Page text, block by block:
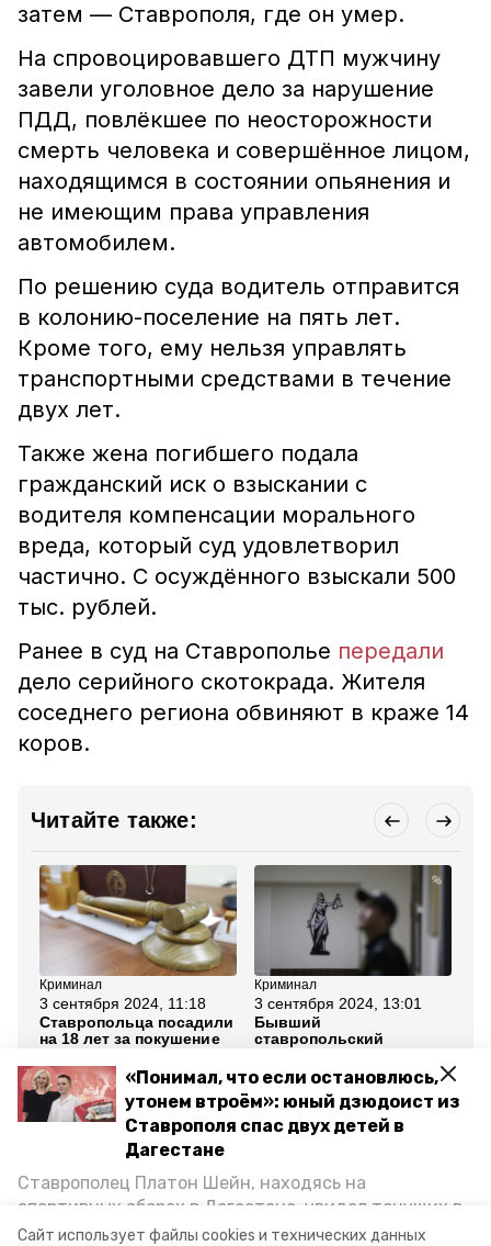
Сайт использует файлы cookies и технических данных
«Понимал, что если остановлюсь,
утонем втроём»: юный дзюдоист из
Ставрополя спас двух детей в
Дагестане
Ставрополец Платон Шейн, находясь на
спортивных сборах в Дегестане, увидел тонущих в
Каспийском море детей и бросился на помощь. По
затем — Ставрополя, где он умер.
На спровоцировавшего ДТП мужчину
завели уголовное дело за нарушение
ПДД, повлёкшее по неосторожности
смерть человека и совершённое лицом,
находящимся в состоянии опьянения и
не имеющим права управления
автомобилем.
По решению суда водитель отправится
в колонию-поселение на пять лет.
Кроме того, ему нельзя управлять
транспортными средствами в течение
двух лет.
Также жена погибшего подала
гражданский иск о взыскании с
водителя компенсации морального
вреда, который суд удовлетворил
частично. С осуждённого взыскали 500
тыс. рублей.
Ранее в суд на Ставрополье передали
дело серийного скотокрада. Жителя
соседнего региона обвиняют в краже 14
коров.
Читайте также:
Криминал
3 сентября 2024, 11:18
Ставропольца посадили
на 18 лет за покушение
Криминал
3 сентября 2024, 13:01
Бывший
ставропольский
взяточник не добился
смягчения приговора
Все новости
ставропольский край суд